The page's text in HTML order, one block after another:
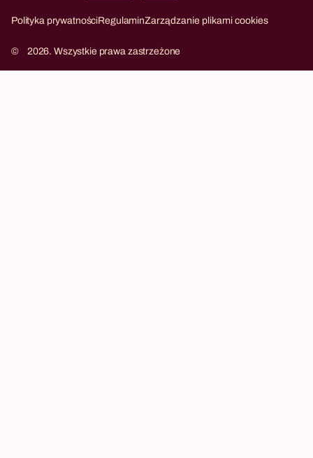
Polityka prywatnościRegulaminZarządzanie plikami cookies
© 2026. Wszystkie prawa zastrzeżone